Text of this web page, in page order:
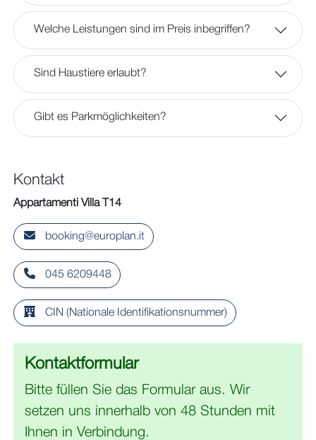
Welche Leistungen sind im Preis inbegriffen?
Sind Haustiere erlaubt?
Gibt es Parkmöglichkeiten?
Kontakt
Appartamenti Villa T14
booking@europlan.it
045 6209448
CIN (Nationale Identifikationsnummer)
Kontaktformular
Bitte füllen Sie das Formular aus. Wir
setzen uns innerhalb von 48 Stunden mit
Ihnen in Verbindung.